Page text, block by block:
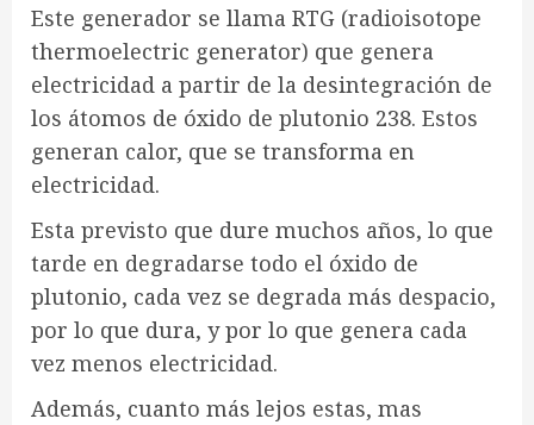
Este generador se llama RTG (radioisotope
thermoelectric generator) que genera
electricidad a partir de la desintegración de
los átomos de óxido de plutonio 238. Estos
generan calor, que se transforma en
electricidad.
Esta previsto que dure muchos años, lo que
tarde en degradarse todo el óxido de
plutonio, cada vez se degrada más despacio,
por lo que dura, y por lo que genera cada
vez menos electricidad.
Además, cuanto más lejos estas, mas